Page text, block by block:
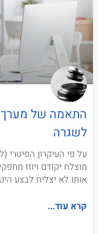
התאמה של מערך
לשגרה
על פי העיקרון הפיטרי
מוצלח יקודם ויוזז
אותו לא יצליח לבצע
קרא עוד...